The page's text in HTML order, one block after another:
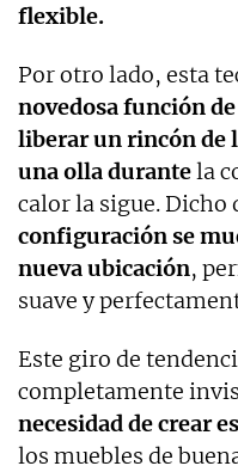
flexible.
Por otro lado, esta
novedosa función
liberar un rincón de
una olla durantela
calor la sigue. Dicho
configuración se
nueva ubicación,
suave y
Este giro de
completamente
necesidad de crear
los muebles de